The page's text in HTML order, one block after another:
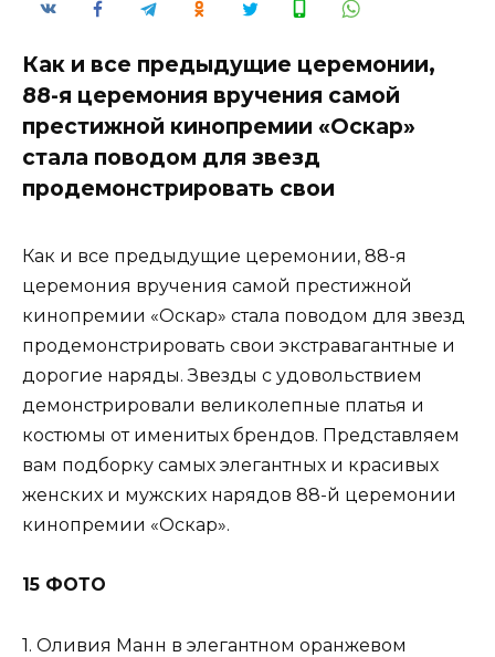
Как и все предыдущие церемонии,
88-я церемония вручения самой
престижной кинопремии «Оскар»
стала поводом для звезд
продемонстрировать свои
Как и все предыдущие церемонии, 88-я
церемония вручения самой престижной
кинопремии «Оскар» стала поводом для звезд
продемонстрировать свои экстравагантные и
дорогие наряды. Звезды с удовольствием
демонстрировали великолепные платья и
костюмы от именитых брендов. Представляем
вам подборку самых элегантных и красивых
женских и мужских нарядов 88-й церемонии
кинопремии «Оскар».
15 ФОТО
1. Оливия Манн в элегантном оранжевом